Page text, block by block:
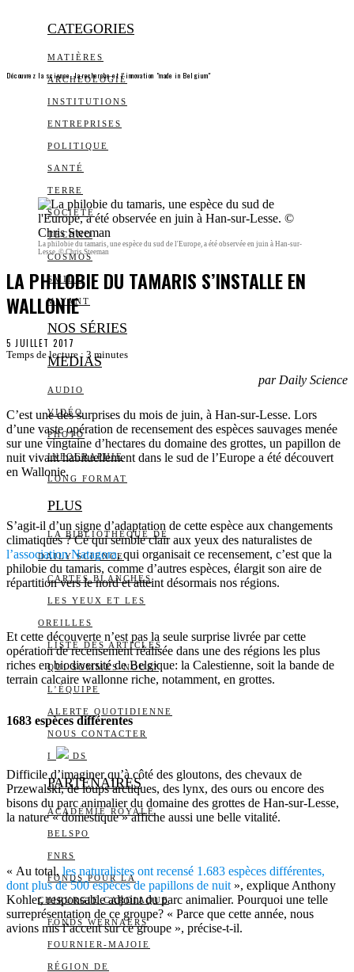
CATEGORIES
MATIÈRES
ARCHEOLOGIE
INSTITUTIONS
ENTREPRISES
POLITIQUE
SANTÉ
TERRE
SOCIÉTÉ
TECHNO
COSMOS
SMILE
VIVANT
NOS SÉRIES
MEDIAS
AUDIO
VIDÉO
PHOTO
INFOGRAPHIE
LONG FORMAT
PLUS
LA BIBLIOTHÈQUE DE
DAILY SCIENCE
CARTES BLANCHES
LES YEUX ET LES
OREILLES
LISTE DES ARTICLES
QUI SOMMES-NOUS?
L’ÉQUIPE
ALERTE QUOTIDIENNE
NOUS CONTACTER
I DS
PARTENAIRES
ACADÉMIE ROYALE
BELSPO
FNRS
FONDS POUR LA
CHIRURGIE CARDIAQUE
FONDS WERNAERS
FOURNIER-MAJOIE
RÉGION DE
Découvrez la science, la recherche et l’innovation "made in Belgium"
La philobie du tamaris, une espèce du sud de l'Europe, a été observée en juin à Han-sur-
Lesse. © Chris Steeman
LA PHILOBIE DU TAMARIS S’INSTALLE EN
WALLONIE
5 JUILLET 2017
Temps de lecture : 3 minutes
par Daily Science
C’est une des surprises du mois de juin, à Han-sur-Lesse. Lors
d’une vaste opération de recensement des espèces sauvages menée
sur une vingtaine d’hectares du domaine des grottes, un papillon de
nuit vivant habituellement dans le sud de l’Europe a été découvert
en Wallonie.
S’agit-il d’un signe d’adaptation de cette espèce aux changements
climatiques ? Ce qui semble clair aux yeux des naturalistes de
l’association Natagora, qui organisait ce recensement, c’est que la
philobie du tamaris, comme d’autres espèces, élargit son aire de
répartition vers le nord et atteint désormais nos régions.
Et cette découverte n’est pas la seule surprise livrée par cette
opération de recensement réalisée dans une des régions les plus
riches en biodiversité de Belgique: la Calestienne, soit la bande de
terrain calcaire wallonne riche, notamment, en grottes.
1683 espèces différentes
Difficile d’imaginer qu’à côté des gloutons, des chevaux de
Przewalski, de loups arctiques, des lynx, des ours ou encore des
bisons du parc animalier du domaine des grottes de Han-sur-Lesse,
la nature « domestique » affiche aussi une belle vitalité.
« Au total, les naturalistes ont recensé 1.683 espèces différentes,
dont plus de 500 espèces de papillons de nuit », explique Anthony
Kohler, responsable adjoint du parc animalier. Pourquoi une telle
surreprésentation de ce groupe? « Parce que cette année, nous
avions mis l’accent sur ce groupe », précise-t-il.